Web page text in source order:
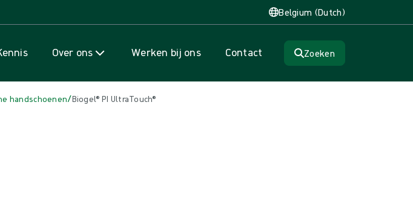
Belgium (Dutch)
Over ons Werken bij ons Contact Zoeken
handschoenen/Biogel® PI UltraTouch®